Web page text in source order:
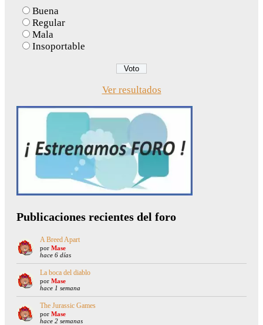
Buena
Regular
Mala
Insoportable
Ver resultados
Publicaciones recientes del foro
A Breed Apart
por Mase
hace 6 días
La boca del diablo
por Mase
hace 1 semana
The Jurassic Games
por Mase
hace 2 semanas